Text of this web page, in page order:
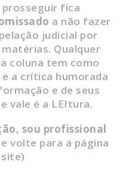
prosseguir fica
a não fazer
judicial por
Qualquer
coluna tem como
a crítica humorada
e de seus
vale é a LEItura.
sou profissional
volte para a página